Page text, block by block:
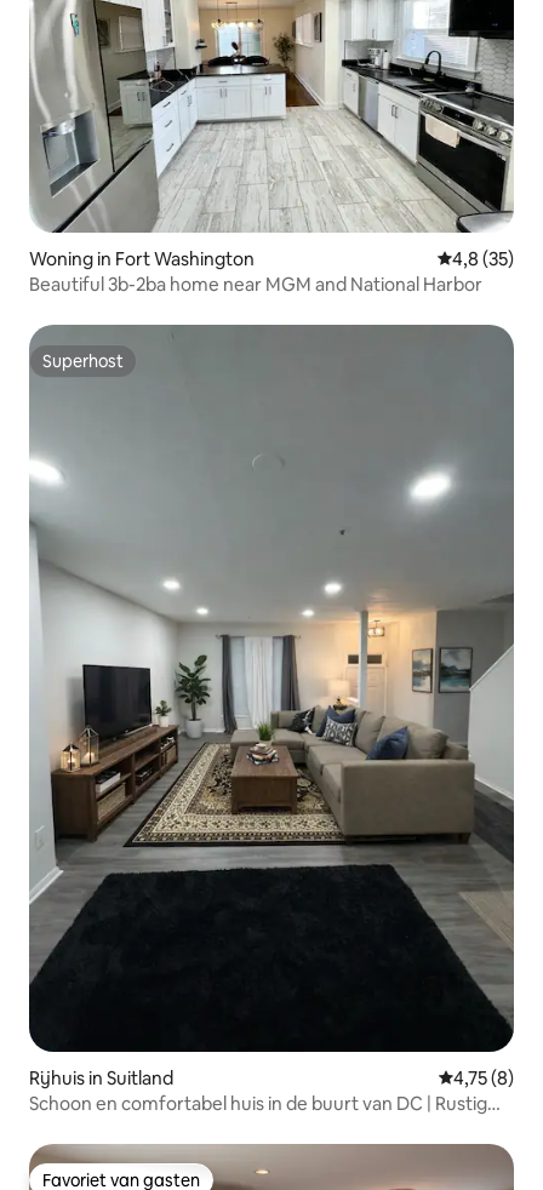
Woning in Fort Washington
4,8 (35)
Beautiful 3b-2ba home near MGM and National Harbor
Superhost
Superhost
Rijhuis in Suitland
4,75 (8)
Schoon en comfortabel huis in de buurt van DC | Rustig
Favoriet van gasten